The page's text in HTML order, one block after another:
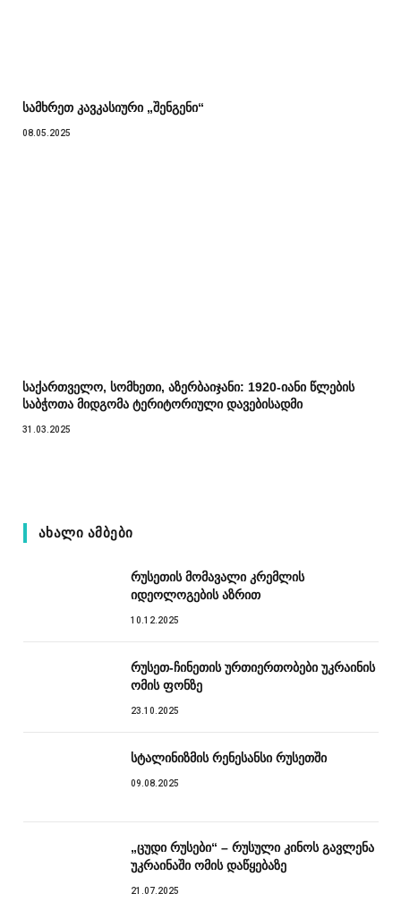
სამხრეთ კავკასიური „შენგენი“
08.05.2025
საქართველო, სომხეთი, აზერბაიჯანი: 1920-იანი წლების
საბჭოთა მიდგომა ტერიტორიული დავებისადმი
31.03.2025
ᲐᲮᲐᲚᲘ ᲐᲛᲑᲔᲑᲘ
რუსეთის მომავალი კრემლის
იდეოლოგების აზრით
10.12.2025
რუსეთ-ჩინეთის ურთიერთობები უკრაინის
ომის ფონზე
23.10.2025
სტალინიზმის რენესანსი რუსეთში
09.08.2025
„ცუდი რუსები“ – რუსული კინოს გავლენა
უკრაინაში ომის დაწყებაზე
21.07.2025